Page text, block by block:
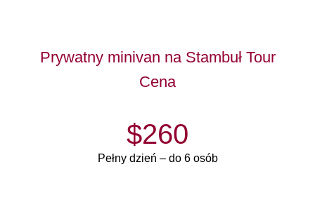
Prywatny minivan na Stambuł Tour
Cena
$260
Pełny dzień – do 6 osób